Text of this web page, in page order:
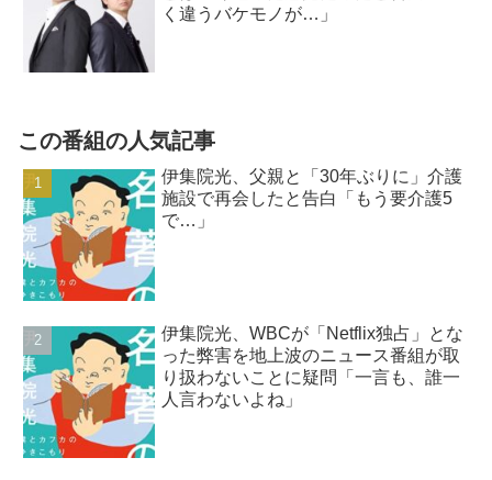
く違うバケモノが…」
この番組の人気記事
伊集院光、父親と「30年ぶりに」介護
施設で再会したと告白「もう要介護5
で…」
伊集院光、WBCが「Netflix独占」とな
った弊害を地上波のニュース番組が取
り扱わないことに疑問「一言も、誰一
人言わないよね」